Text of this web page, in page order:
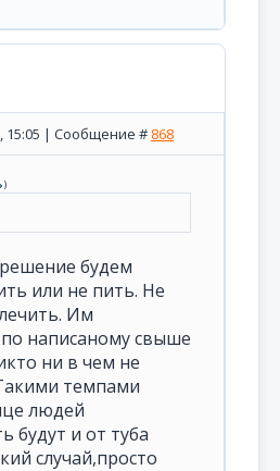
15:05 | Сообщение # 868
)
будем
или не пить. Не
Им
написаному свыше
ни в чем не
темпами
людей
будут и от туба
случай,просто